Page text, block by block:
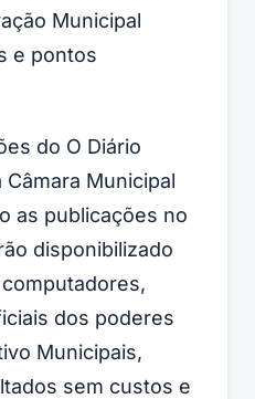
Municipal
e pontos
do O Diário
Municipal
as publicações no
disponibilizado
dos poderes
Municipais,
sem custos e